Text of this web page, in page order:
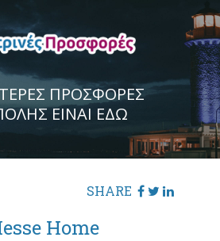
ΠΡΟΣΦΟΡΕΣ
ΕΙΝΑΙ ΕΔΩ
SHARE
Home